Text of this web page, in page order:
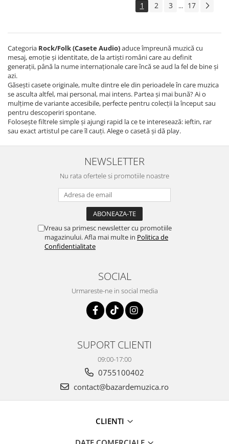
1 2 3 ... 17
Categoria Rock/Folk (Casete Audio)aduce împreună muzică cu
mesaj, emoție și identitate, de la artiști români care au definit
generații, până la nume internaționale care încă se aud la fel de bine și
azi.
Găsești casete originale, multe dintre ele din perioadele în care muzica
se asculta altfel, mai personal, mai intens. Partea și mai bună? Ai o
mulțime de variante accesibile, perfecte pentru colecții la început sau
pentru descoperiri spontane.
Folosește filtrele simple și ajungi rapid la ce te interesează: ieftin, rar
sau exact artistul pe care îl cauți. Alege o casetă și dă play.
NEWSLETTER
Nu rata ofertele si promotiile noastre
Vreau sa primesc newsletter cu promotiile
magazinului. Afla mai multe in Politica de
Confidentialitate
SOCIAL
Urmareste-ne in social media
SUPORT CLIENTI
09:00-17:00
0755100402
contact@bazardemuzica.ro
CLIENTI